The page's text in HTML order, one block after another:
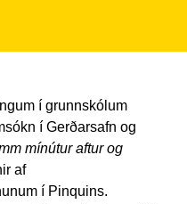
í grunnskólum
í Gerðarsafn og
mínútur aftur og
af
í Pinquins.